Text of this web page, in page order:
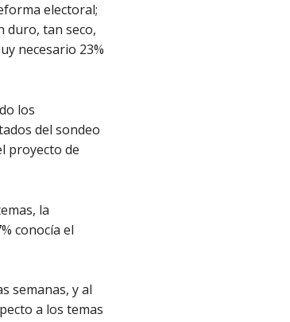
electoral;
duro, tan seco,
necesario 23%
los
del sondeo
proyecto de
la
conocía el
semanas, y al
a los temas